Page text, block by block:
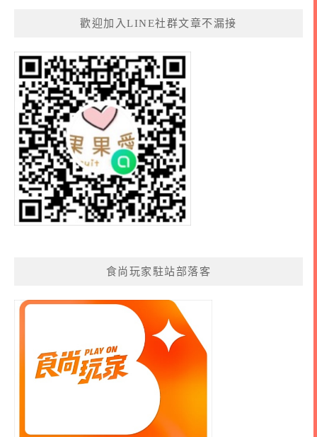
歡迎加入LINE社群文章不漏接
食尚玩家駐站部落客